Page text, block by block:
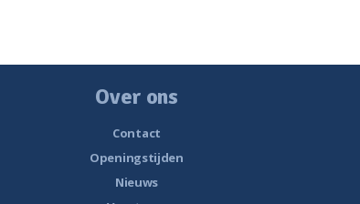
Over ons
Contact
Openingstijden
Nieuws